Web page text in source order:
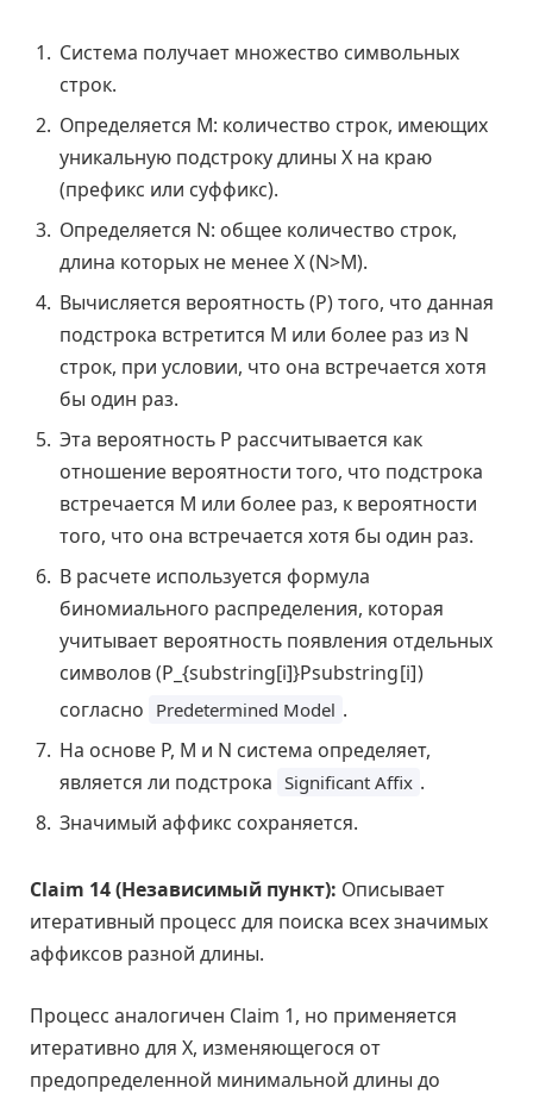
Система получает множество символьных
строк.
Определяется M: количество строк, имеющих
уникальную подстроку длины X на краю
(префикс или суффикс).
Определяется N: общее количество строк,
длина которых не менее X (N>M).
Вычисляется вероятность (P) того, что данная
подстрока встретится M или более раз из N
строк, при условии, что она встречается хотя
бы один раз.
Эта вероятность P рассчитывается как
отношение вероятности того, что подстрока
встречается M или более раз, к вероятности
того, что она встречается хотя бы один раз.
В расчете используется формула
биномиального распределения, которая
учитывает вероятность появления отдельных
символов (P_{substring[i]}Psubstring[i])
согласно Predetermined Model .
На основе P, M и N система определяет,
является ли подстрока Significant Affix .
Значимый аффикс сохраняется.
Claim 14 (Независимый пункт): Описывает
итеративный процесс для поиска всех значимых
аффиксов разной длины.
Процесс аналогичен Claim 1, но применяется
итеративно для X, изменяющегося от
предопределенной минимальной длины до